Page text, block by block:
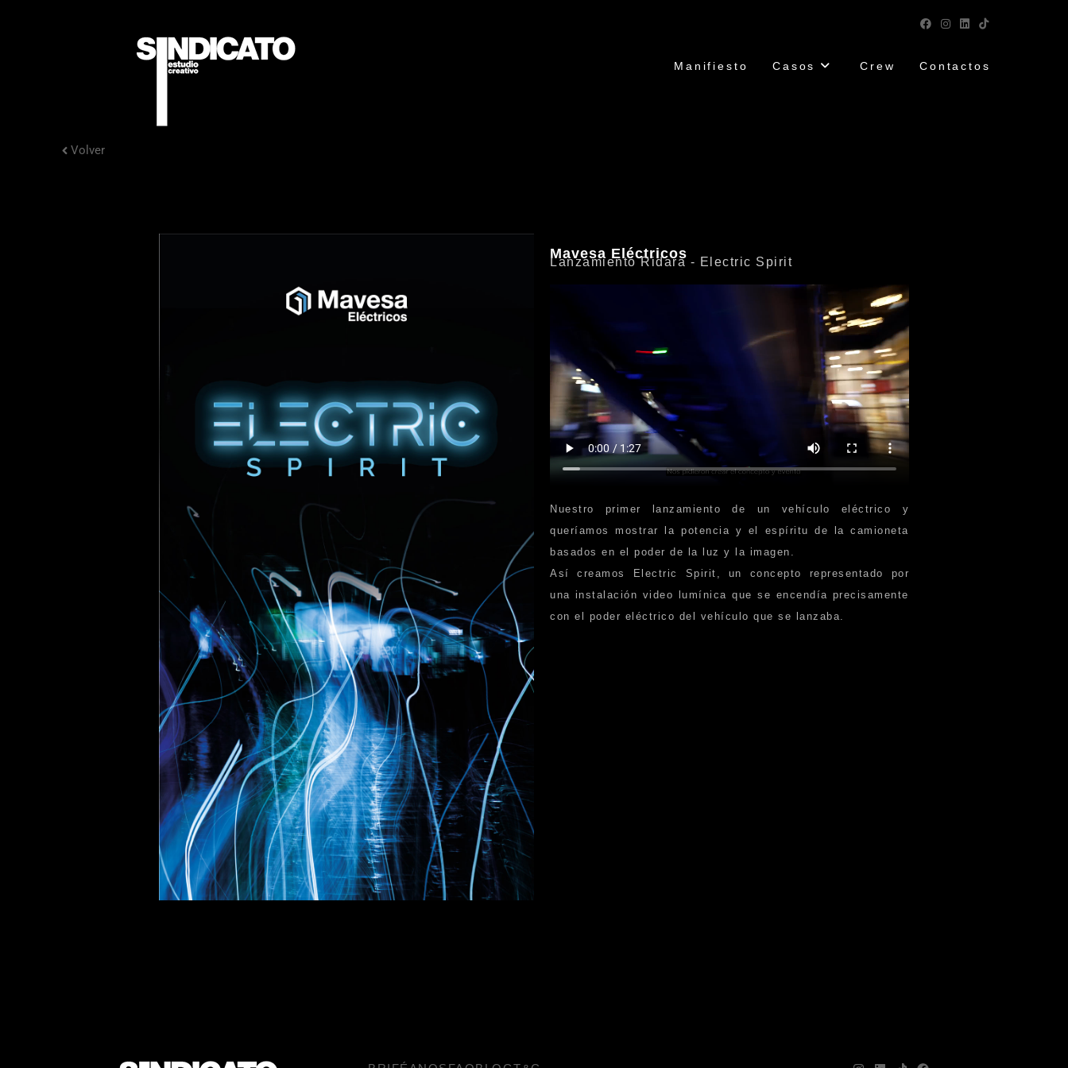
Manifiesto Casos Crew Contactos
Volver
Mavesa Eléctricos
Lanzamiento Ridara - Electric Spirit
Nuestro primer lanzamiento de un vehículo eléctrico y
queríamos mostrar la potencia y el espíritu de la camioneta
basados en el poder de la luz y la imagen.
Así creamos Electric Spirit, un concepto representado por
una instalación video lumínica que se encendía precisamente
con el poder eléctrico del vehículo que se lanzaba.